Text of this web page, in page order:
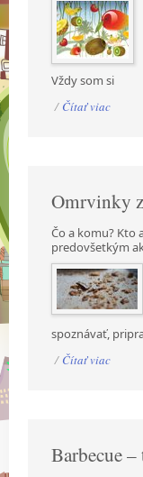
Vždy som si
/ Čítať viac
Omrvinky
Čo a komu? Kto
predovšetkým
spoznávať,
/ Čítať viac
Barbecue